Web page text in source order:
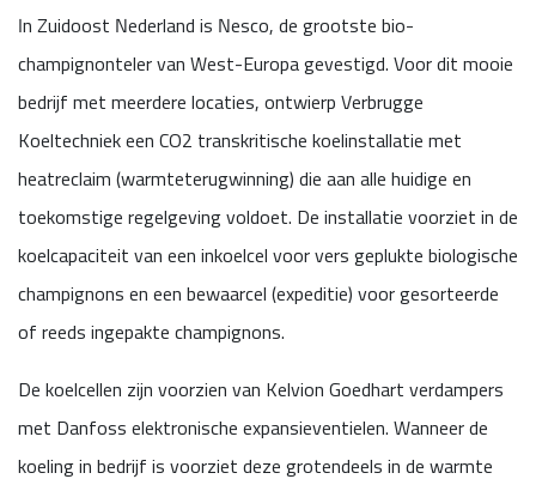
In Zuidoost Nederland is Nesco, de grootste bio-
champignonteler van West-Europa gevestigd. Voor dit mooie
bedrijf met meerdere locaties, ontwierp Verbrugge
Koeltechniek een CO2 transkritische koelinstallatie met
heatreclaim (warmteterugwinning) die aan alle huidige en
toekomstige regelgeving voldoet. De installatie voorziet in de
koelcapaciteit van een inkoelcel voor vers geplukte biologische
champignons en een bewaarcel (expeditie) voor gesorteerde
of reeds ingepakte champignons.
De koelcellen zijn voorzien van Kelvion Goedhart verdampers
met Danfoss elektronische expansieventielen. Wanneer de
koeling in bedrijf is voorziet deze grotendeels in de warmte